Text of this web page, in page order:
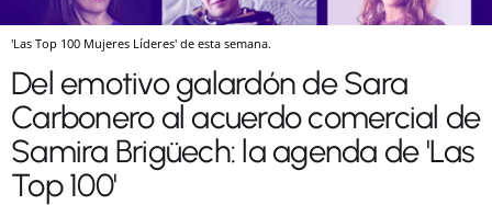
'Las Top 100 Mujeres Líderes' de esta semana.
Del emotivo galardón de Sara
Carbonero al acuerdo comercial de
Samira Brigüech: la agenda de 'Las
Top 100'